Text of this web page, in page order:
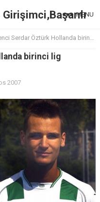
MENU
Öztürk Hollanda birinci lig takımına transfer oldu
birinci lig
2007